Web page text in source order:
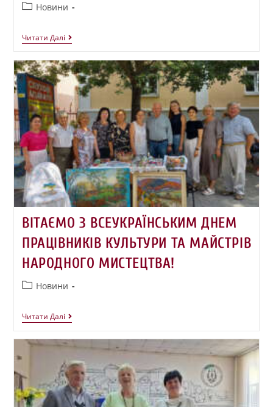
Новини
Читати Далі
ВІТАЄМО З ВСЕУКРАЇНСЬКИМ ДНЕМ
ПРАЦІВНИКІВ КУЛЬТУРИ ТА МАЙСТРІВ
НАРОДНОГО МИСТЕЦТВА!
Новини
Читати Далі